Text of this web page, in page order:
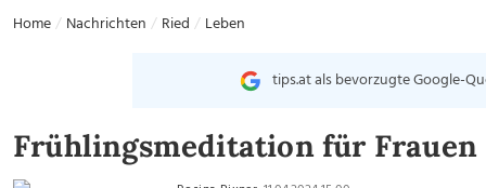
Home Nachrichten Ried Leben
tips.at als bevorzugte Google-
Frühlingsmeditation für Frauen